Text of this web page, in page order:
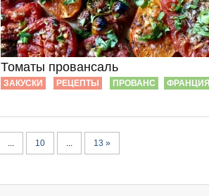
Томаты провансаль
ЗАКУСКИ РЕЦЕПТЫ ПРОВАНС ФРАНЦИЯ
... 10 ... 13 »